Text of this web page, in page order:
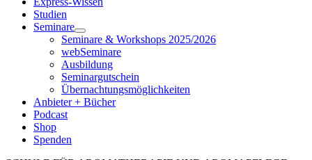
Studien
Seminare
Seminare & Workshops 2025/2026
webSeminare
Ausbildung
Seminargutschein
Übernachtungsmöglichkeiten
Anbieter + Bücher
Podcast
Shop
Spenden